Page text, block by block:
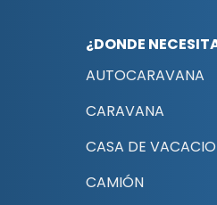
¿DONDE
AUTOCARAVANA
CARAVANA
CASA DE
CAMIÓN